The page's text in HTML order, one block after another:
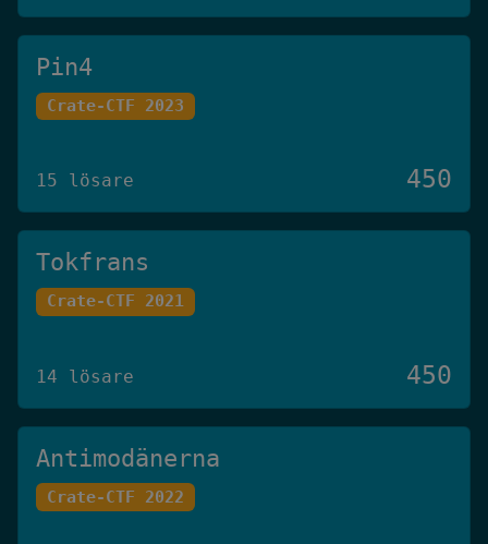
Pin4
Crate-CTF 2023
15 lösare 450
Tokfrans
Crate-CTF 2021
14 lösare 450
Antimodänerna
Crate-CTF 2022